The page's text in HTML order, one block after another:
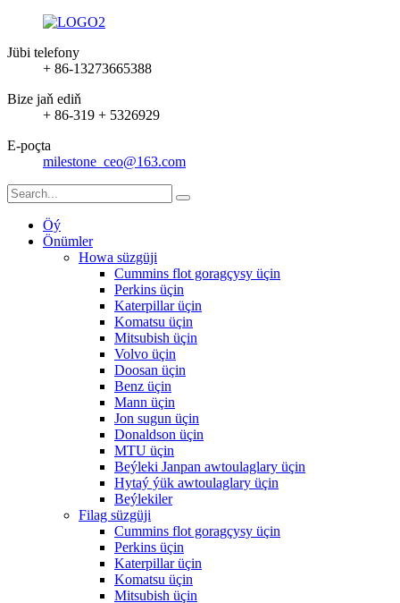
Jübi telefony
+ 86-13273665388
Bize jaň ediň
+ 86-319 + 5326929
E-poçta
milestone_ceo@163.com
Öý
Önümler
Howa süzgüji
Cummins flot goragçysy üçin
Perkins üçin
Katerpillar üçin
Komatsu üçin
Mitsubish üçin
Volvo üçin
Doosan üçin
Benz üçin
Mann üçin
Jon sugun üçin
Donaldson üçin
MTU üçin
Beýleki Janpan awtoulaglary üçin
Hytaý ýük awtoulaglary üçin
Beýlekiler
Filag süzgüji
Cummins flot goragçysy üçin
Perkins üçin
Katerpillar üçin
Komatsu üçin
Mitsubish üçin